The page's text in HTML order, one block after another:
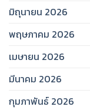
มิถุนายน 2026
พฤษภาคม 2026
เมษายน 2026
มีนาคม 2026
กุมภาพันธ์ 2026